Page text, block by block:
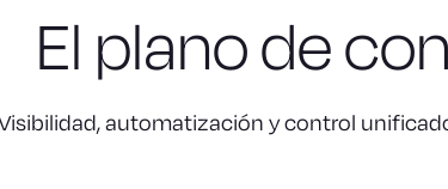
El plano de
automatización y control